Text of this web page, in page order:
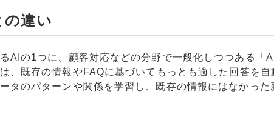
の違い
AIの1つに、顧客対応などの分野で一般化しつつある「
、既存の情報やFAQに基づいてもっとも適した回答を自
タのパターンや関係を学習し、既存の情報にはなかった